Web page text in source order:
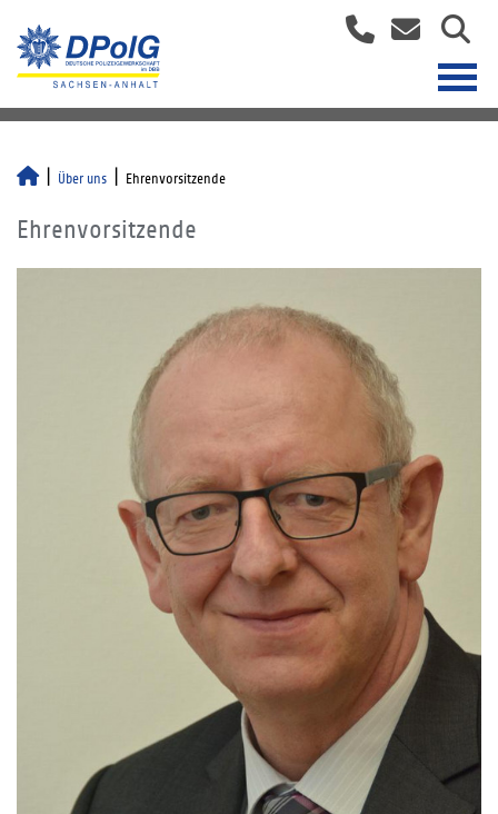
Über uns Ehrenvorsitzende
Ehrenvorsitzende